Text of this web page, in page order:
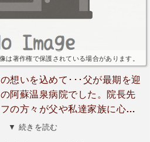
は著作権で保護されている場合があります。
想いを込めて･･･父が最期を迎
阿蘇温泉病院でした。院長先
の方々が父や私達家族に心通
ただき本当に心から感謝致し
▼ 続きを読む